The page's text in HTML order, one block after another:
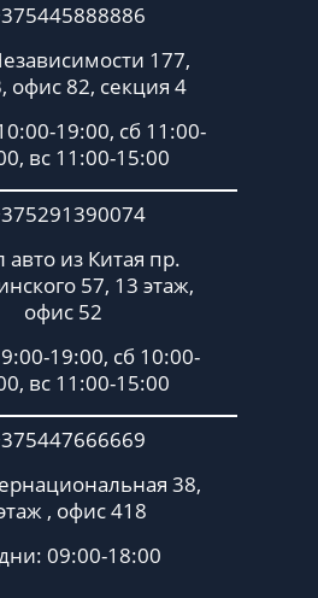
177,
офис 82, секция 4
19:00, сб 11:00-
вс 11:00-15:00
авто из Китая пр.
57, 13 этаж,
офис 52
19:00, сб 10:00-
вс 11:00-15:00
38,
, офис 418
09:00-18:00